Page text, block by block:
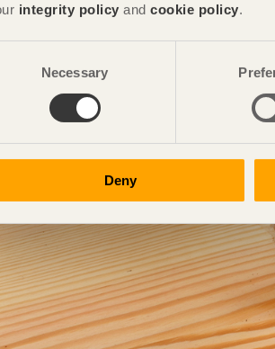
integrity policy and cookie policy.
Necessary
Deny